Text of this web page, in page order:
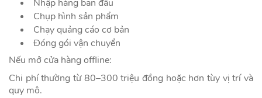
Nhập hàng ban đầu
Chụp hình sản phẩm
Chạy quảng cáo cơ bản
Đóng gói vận chuyển
Nếu mở cửa hàng offline:
Chi phí thường từ 80–300 triệu đồng hoặc hơn tùy vị trí và
quy mô.